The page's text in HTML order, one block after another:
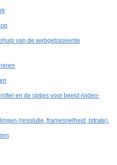
van de webgebaseerde
en de opties voor beeld-/video-
(resolutie, framesnelheid, bitrate).